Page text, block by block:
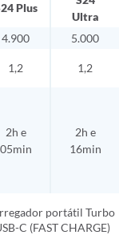
Plus
Ultra
4.900
5.000
1,2 1,2
2h e
05min
2h e
16min
portátil Turbo
C (FAST CHARGE)